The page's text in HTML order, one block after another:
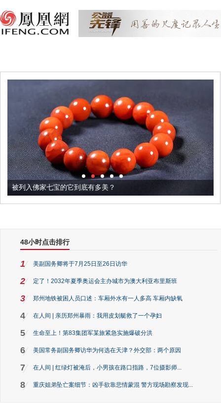
被列入佛家七宝的它到底有多美？
48小时点击排行
1 美副国务卿将于7月25日至26日访华
2 定了！2032年夏季奥运会主办城市为澳大利亚布里斯班
3 郑州地铁被困人员口述：车厢外水有一人多高 车厢内缺氧
4 在人间 | 亲历郑州暴雨：我用皮划艇救了一个孕妇
5 生命至上！第83集团军某旅紧急实施爆破分洪
6 美国常务副国务卿访华为何选在天津？外交部：两个原因
7 在人间 | 红绿灯被淹后，小男孩在路口指路，7位摄影师...
8 重庆姐弟坠亡案细节：凶手欲靠悲情蒙混 警方现场勘察发现...